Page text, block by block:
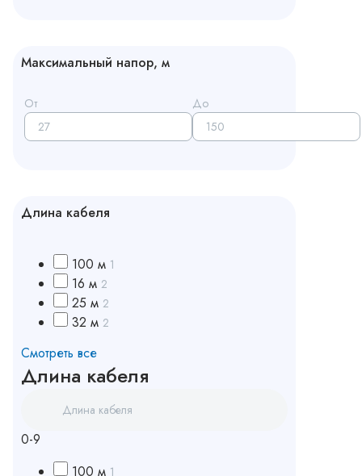
Максимальный напор, м
От До
Длина кабеля
100 м 1
16 м 2
25 м 2
32 м 2
Смотреть все
Длина кабеля
0-9
100 м 1